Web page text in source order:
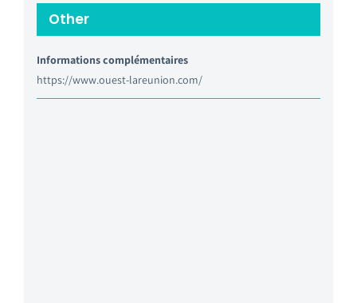
Other
Informations complémentaires
https://www.ouest-lareunion.com/